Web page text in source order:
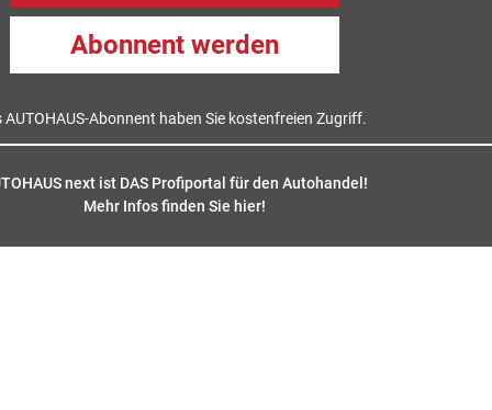
Abonnent werden
AUTOHAUS-Abonnent haben Sie kostenfreien Zugriff.
next ist DAS Profiportal für den Autohandel!
Mehr Infos finden Sie hier!